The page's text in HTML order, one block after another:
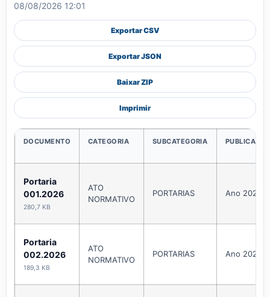
08/08/2026 12:01
Exportar CSV
Exportar JSON
Baixar ZIP
Imprimir
DOCUMENTO CATEGORIA SUBCATEGORIA
Portaria
001.2026
280,7 KB
ATO
NORMATIVO
PORTARIAS Ano 2026
Portaria
002.2026
189,3 KB
ATO
NORMATIVO
PORTARIAS Ano 2026